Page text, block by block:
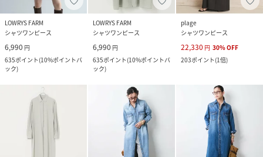
LOWRYS FARM
シャツワンピース
6,990 円
635ポイント(10%ポイントバ
ック)
LOWRYS FARM
シャツワンピース
6,990 円
635ポイント(10%ポイントバ
ック)
plage
シャツワンピース
22,330 円 30%OFF
203ポイント(1倍)